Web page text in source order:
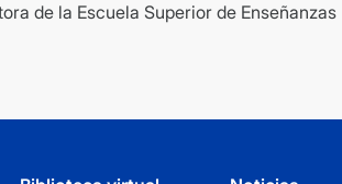
de la Escuela Superior de Enseñanzas